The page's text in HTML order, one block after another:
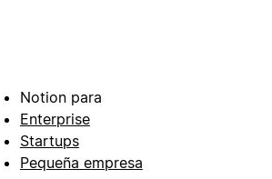
Notion para
Enterprise
Startups
Pequeña empresa